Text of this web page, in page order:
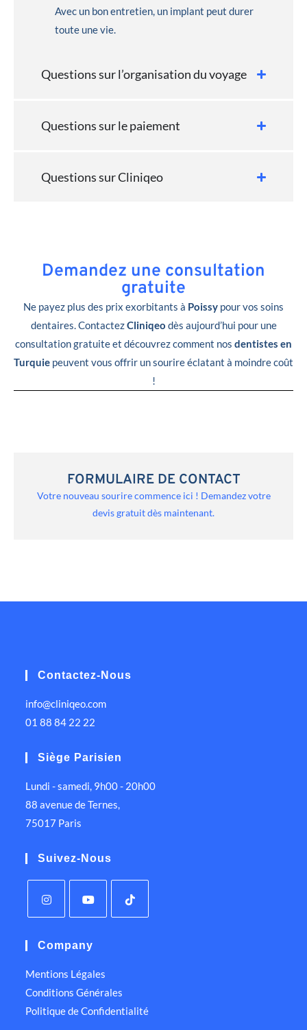
Avec un bon entretien, un implant peut durer
toute une vie.
Questions sur l’organisation du voyage
Questions sur le paiement
Questions sur Cliniqeo
Demandez une consultation
gratuite
Ne payez plus des prix exorbitants à Poissy pour vos soins
dentaires. ContactezCliniqeo dès aujourd’hui pour une
consultation gratuite et découvrez comment nos dentistes en
Turquie peuvent vous offrir un sourire éclatant à moindre coût
!
FORMULAIRE DE CONTACT
Votre nouveau sourire commence ici ! Demandez votre
devis gratuit dès maintenant.
Contactez-Nous
info@cliniqeo.com
01 88 84 22 22
Siège Parisien
Lundi - samedi, 9h00 - 20h00
88 avenue de Ternes,
75017 Paris
Suivez-Nous
Company
Mentions Légales
Conditions Générales
Politique de Confidentialité